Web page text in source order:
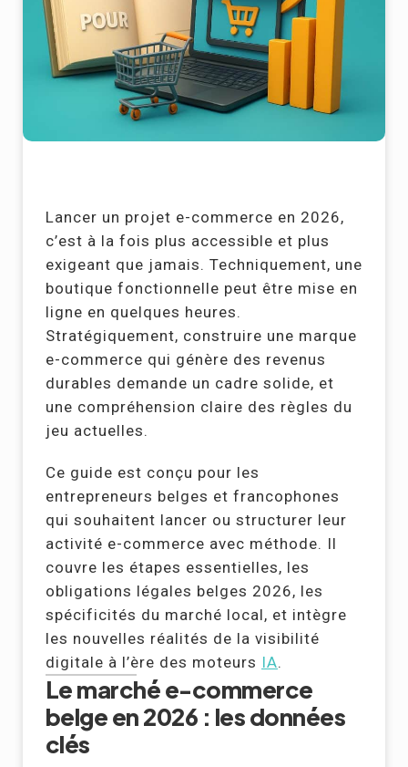
Lancer un projet e-commerce en 2026,
c’est à la fois plus accessible et plus
exigeant que jamais. Techniquement, une
boutique fonctionnelle peut être mise en
ligne en quelques heures.
Stratégiquement, construire une marque
e-commerce qui génère des revenus
durables demande un cadre solide, et
une compréhension claire des règles du
jeu actuelles.
Ce guide est conçu pour les
entrepreneurs belges et francophones
qui souhaitent lancer ou structurer leur
activité e-commerce avec méthode. Il
couvre les étapes essentielles, les
obligations légales belges 2026, les
spécificités du marché local, et intègre
les nouvelles réalités de la visibilité
digitale à l’ère des moteurs IA.
Le marché e-commerce
belge en 2026 : les données
clés